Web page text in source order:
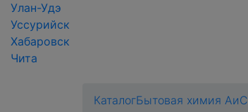
Улан-Удэ
Уссурийск
Хабаровск
Чита
КаталогБытовая химия АиС